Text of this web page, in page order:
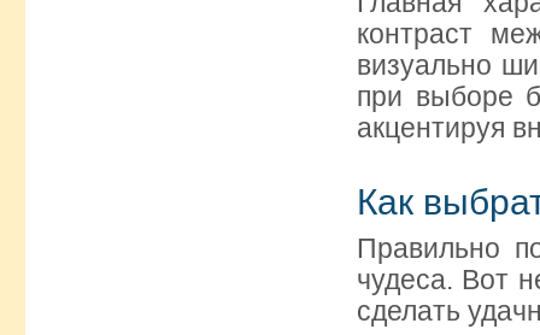
контраст
визуально
при выборе
акцентируя
Как
Правильно
чудеса. Вот
сделать